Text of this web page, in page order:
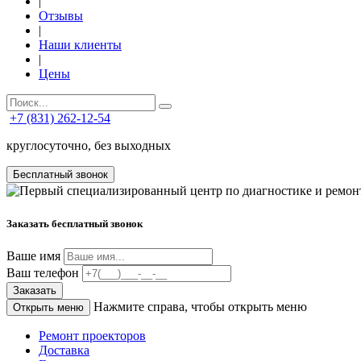
Отзывы
|
Наши клиенты
|
Цены
+7 (831) 262-12-54
круглосуточно, без выходных
Бесплатный звонок
Заказать бесплатный звонок
Ваше имя
Ваш телефон
Заказать
Открыть меню
Нажмите справа, чтобы открыть меню
Ремонт проекторов
Доставка